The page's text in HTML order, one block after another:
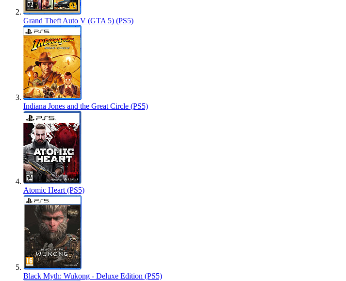
Grand Theft Auto V (GTA 5) (PS5)
Indiana Jones and the Great Circle (PS5)
Atomic Heart (PS5)
Black Myth: Wukong - Deluxe Edition (PS5)